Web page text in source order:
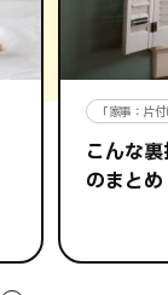
「家事：片
こんな
のまとめ